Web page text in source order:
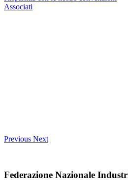
Associati
Previous Next
Federazione Nazionale